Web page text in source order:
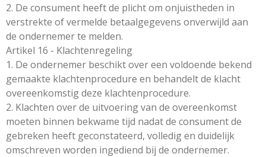
2. De consument heeft de plicht om onjuistheden in
verstrekte of vermelde betaalgegevens onverwijld aan
de ondernemer te melden.
Artikel 16 - Klachtenregeling
1. De ondernemer beschikt over een voldoende bekend
gemaakte klachtenprocedure en behandelt de klacht
overeenkomstig deze klachtenprocedure.
2. Klachten over de uitvoering van de overeenkomst
moeten binnen bekwame tijd nadat de consument de
gebreken heeft geconstateerd, volledig en duidelijk
omschreven worden ingediend bij de ondernemer.